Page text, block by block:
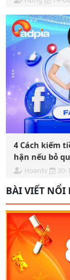
4 Cách kiếm
hận nếu bỏ
Hoantv 30-
BÀI VIẾT NỔI